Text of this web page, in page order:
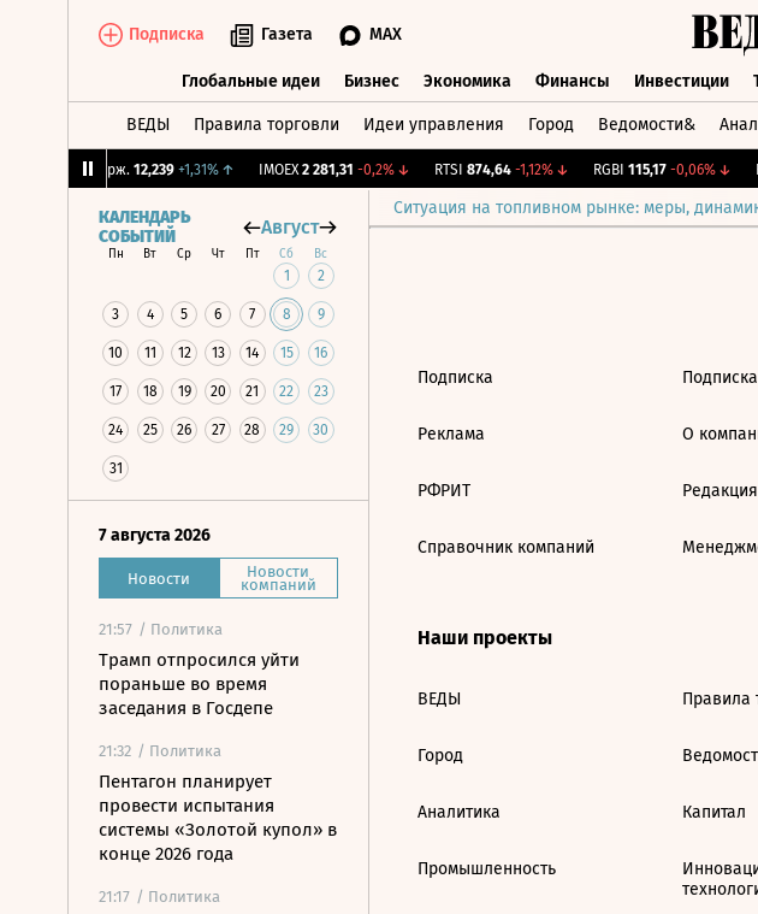
Подписка Газета MAX
Глобальные идеи Бизнес Экономика Финансы Инвестиции
ВЕДЫ Правила торговли Идеи управления Город Ведомости&
CNY Бирж. 12,239 +1,31%↑ IMOEX 2 281,31 -0,2%↓ RTSI 874,64 -1,12%↓ RGBI 115,17 -0,06%↓
Ситуация на топливном рынке: меры,
КАЛЕНДАРЬ
СОБЫТИЙ
Август
Пн Вт Ср Чт Пт Сб Вс
1 2
3 4 5 6 7 8 9
10 11 12 13 14 15 16
17 18 19 20 21 22 23
24 25 26 27 28 29 30
31
7 августа 2026
Новости Новости
компаний
21:57 / Политика
Трамп отпросился уйти
пораньше во время
заседания в Госдепе
21:32 / Политика
Пентагон планирует
провести испытания
системы «Золотой купол» в
конце 2026 года
21:17 / Политика
Подписка
Реклама
РФРИТ
Справочник компаний
О
Редакция
Наши проекты
ВЕДЫ
Город
Аналитика
Промышленность
Правила
Капитал